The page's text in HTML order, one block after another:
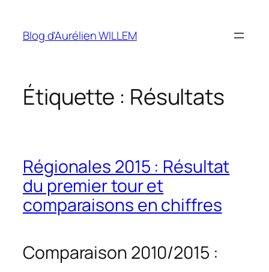
contenu
Blog d'Aurélien WILLEM
Étiquette : Résultats
Régionales 2015 : Résultat
du premier tour et
comparaisons en chiffres
Comparaison 2010/2015 :